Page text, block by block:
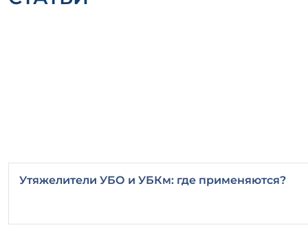
Утяжелители УБО и УБКм: где применяются?